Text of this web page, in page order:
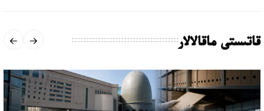
قاتىستى ماقالالار